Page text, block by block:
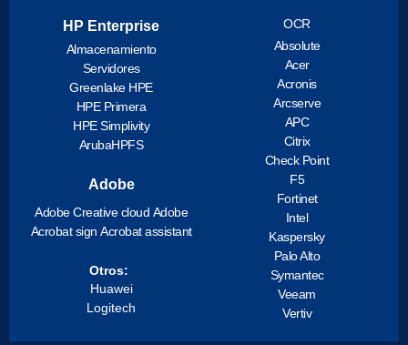
HP Enterprise
Almacenamiento
Servidores
Greenlake HPE
HPE Primera
HPE Simplivity
ArubaHPFS
Adobe
Adobe Creative cloud Adobe
Acrobat sign Acrobat assistant
Otros:
Huawei
Logitech
OCR
Absolute
Acer
Acronis
Arcserve
APC
Citrix
Check Point
F5
Fortinet
Intel
Kaspersky
Palo Alto
Symantec
Veeam
Vertiv